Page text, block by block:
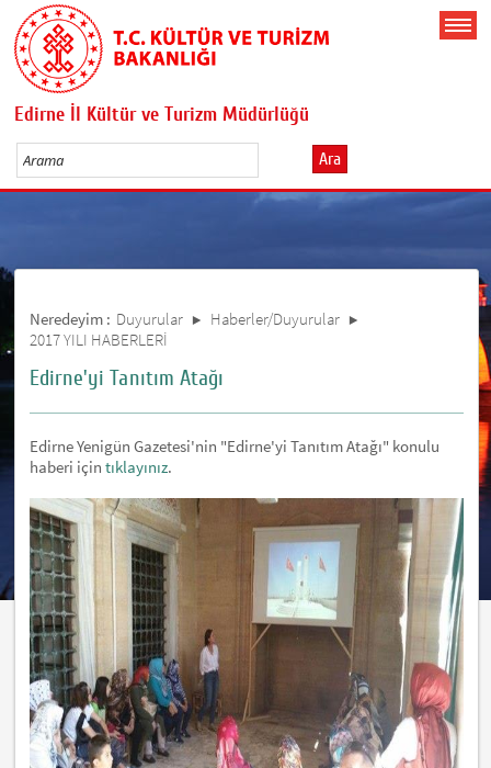
Edirne İl Kültür ve Turizm Müdürlüğü
Ara
Neredeyim : Duyurular
Haberler/Duyurular
2017 YILI HABERLERİ
Edirne'yi Tanıtım Atağı
Edirne Yenigün Gazetesi'nin "Edirne'yi Tanıtım Atağı" konulu
haberi içintıklayınız.